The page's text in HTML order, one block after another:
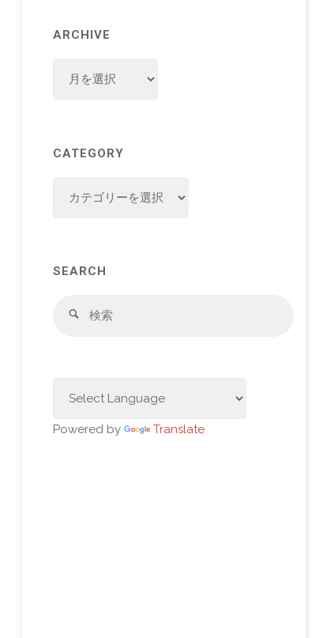
ARCHIVE
CATEGORY
SEARCH
検
Powered by Translate